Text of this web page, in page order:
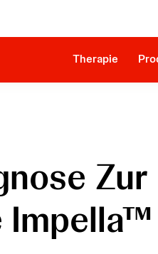
Therapie
Evidenz
Plattform
Kostenerstattung & Market Access